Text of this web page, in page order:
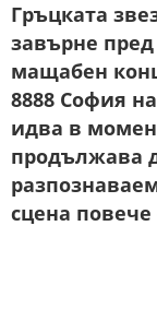
Гръцката
завърне
мащабен
8888 София
идва в
продължава
сцена